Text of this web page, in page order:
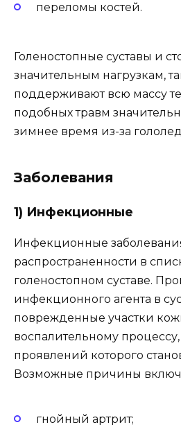
переломы костей.
Голеностопные суставы и
значительным нагрузкам,
поддерживают всю массу
подобных травм
зимнее время из-за
Заболевания
1) Инфекционные
Инфекционные
распространенности в
голеностопном суставе.
инфекционного агента в
поврежденные участки
воспалительному
проявлений которого
Возможные причины
гнойный артрит;